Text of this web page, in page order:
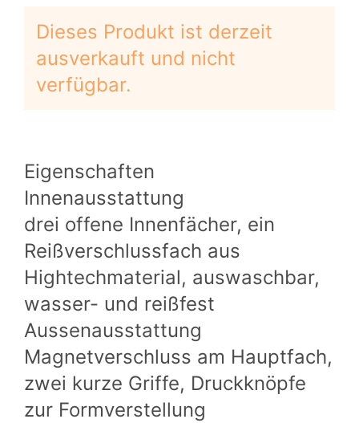
Dieses Produkt ist derzeit
ausverkauft und nicht
verfügbar.
Eigenschaften
Innenausstattung
drei offene Innenfächer, ein
Reißverschlussfach aus
Hightechmaterial, auswaschbar,
wasser- und reißfest
Aussenausstattung
Magnetverschluss am Hauptfach,
zwei kurze Griffe, Druckknöpfe
zur Formverstellung